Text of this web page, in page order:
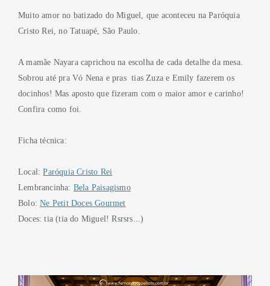
Muito amor no batizado do Miguel, que aconteceu na Paróquia
Cristo Rei, no Tatuapé, São Paulo.
A mamãe Nayara caprichou na escolha de cada detalhe da mesa.
Sobrou até pra Vó Nena e pras tias Zuza e Emily fazerem os
docinhos! Mas aposto que fizeram com o maior amor e carinho!
Confira como foi.
Ficha técnica:
Local:Paróquia Cristo Rei
Lembrancinha: Bela Paisagismo
Bolo:Ne Petit Doces Gourmet
Doces: tia (tia do Miguel! Rsrsrs...)